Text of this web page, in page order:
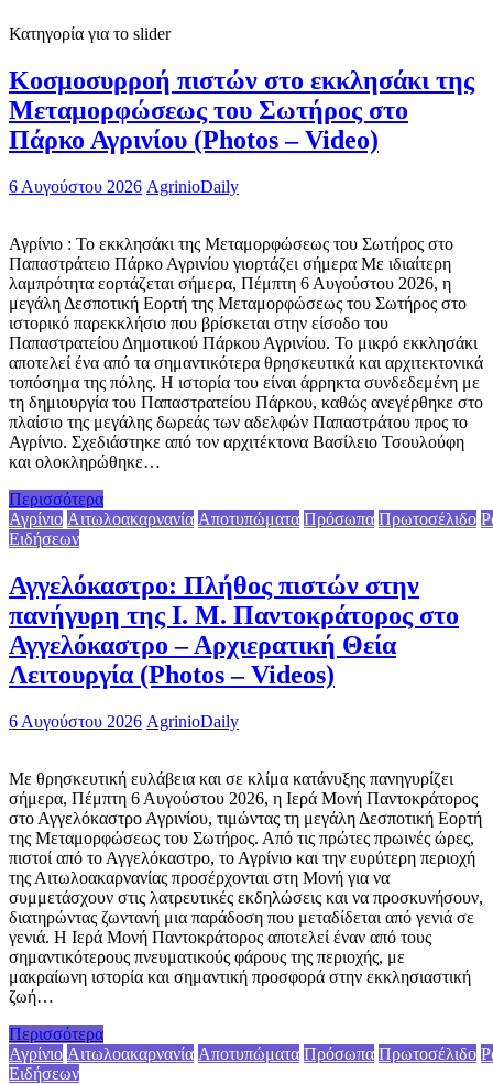
Κατηγορία για το slider
Κοσμοσυρροή πιστών στο εκκλησάκι της
Μεταμορφώσεως του Σωτήρος στο
Πάρκο Αγρινίου (Photos – Video)
6 Αυγούστου 2026 AgrinioDaily
Αγρίνιο : Το εκκλησάκι της Μεταμορφώσεως του Σωτήρος στο
Παπαστράτειο Πάρκο Αγρινίου γιορτάζει σήμερα Με ιδιαίτερη
λαμπρότητα εορτάζεται σήμερα, Πέμπτη 6 Αυγούστου 2026, η
μεγάλη Δεσποτική Εορτή της Μεταμορφώσεως του Σωτήρος στο
ιστορικό παρεκκλήσιο που βρίσκεται στην είσοδο του
Παπαστρατείου Δημοτικού Πάρκου Αγρινίου. Το μικρό εκκλησάκι
αποτελεί ένα από τα σημαντικότερα θρησκευτικά και αρχιτεκτονικά
τοπόσημα της πόλης. Η ιστορία του είναι άρρηκτα συνδεδεμένη με
τη δημιουργία του Παπαστρατείου Πάρκου, καθώς ανεγέρθηκε στο
πλαίσιο της μεγάλης δωρεάς των αδελφών Παπαστράτου προς το
Αγρίνιο. Σχεδιάστηκε από τον αρχιτέκτονα Βασίλειο Τσουλούφη
και ολοκληρώθηκε…
Περισσότερα
Αγρίνιο Αιτωλοακαρνανία Αποτυπώματα Πρόσωπα Πρωτοσέλιδο
Ειδήσεων
Αγγελόκαστρο: Πλήθος πιστών στην
πανήγυρη της Ι. Μ. Παντοκράτορος στο
Αγγελόκαστρο – Αρχιερατική Θεία
Λειτουργία (Photos – Videos)
6 Αυγούστου 2026 AgrinioDaily
Με θρησκευτική ευλάβεια και σε κλίμα κατάνυξης πανηγυρίζει
σήμερα, Πέμπτη 6 Αυγούστου 2026, η Ιερά Μονή Παντοκράτορος
στο Αγγελόκαστρο Αγρινίου, τιμώντας τη μεγάλη Δεσποτική Εορτή
της Μεταμορφώσεως του Σωτήρος. Από τις πρώτες πρωινές ώρες,
πιστοί από το Αγγελόκαστρο, το Αγρίνιο και την ευρύτερη περιοχή
της Αιτωλοακαρνανίας προσέρχονται στη Μονή για να
συμμετάσχουν στις λατρευτικές εκδηλώσεις και να προσκυνήσουν,
διατηρώντας ζωντανή μια παράδοση που μεταδίδεται από γενιά σε
γενιά. Η Ιερά Μονή Παντοκράτορος αποτελεί έναν από τους
σημαντικότερους πνευματικούς φάρους της περιοχής, με
μακραίωνη ιστορία και σημαντική προσφορά στην εκκλησιαστική
ζωή…
Περισσότερα
Αγρίνιο Αιτωλοακαρνανία Αποτυπώματα Πρόσωπα Πρωτοσέλιδο
Ειδήσεων